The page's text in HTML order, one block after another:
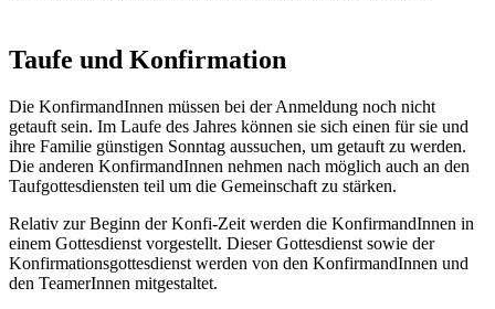
Taufe und Konfirmation
Die KonfirmandInnen müssen bei der Anmeldung noch nicht
getauft sein. Im Laufe des Jahres können sie sich einen für sie und
ihre Familie günstigen Sonntag aussuchen, um getauft zu werden.
Die anderen KonfirmandInnen nehmen nach möglich auch an den
Taufgottesdiensten teil um die Gemeinschaft zu stärken.
Relativ zur Beginn der Konfi-Zeit werden die KonfirmandInnen in
einem Gottesdienst vorgestellt. Dieser Gottesdienst sowie der
Konfirmationsgottesdienst werden von den KonfirmandInnen und
den TeamerInnen mitgestaltet.